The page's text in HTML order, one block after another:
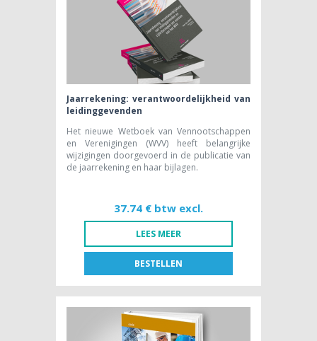
Jaarrekening: verantwoordelijkheid van
leidinggevenden
Het nieuwe Wetboek van Vennootschappen
en Verenigingen (WVV) heeft belangrijke
wijzigingen doorgevoerd in de publicatie van
de jaarrekening en haar bijlagen.
37.74 € btw excl.
LEES MEER
BESTELLEN
NL
37,74 € btw excl.